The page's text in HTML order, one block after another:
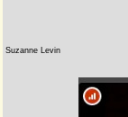
Suzanne Levin